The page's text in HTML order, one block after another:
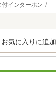
付インターホン
お気に入りに追加